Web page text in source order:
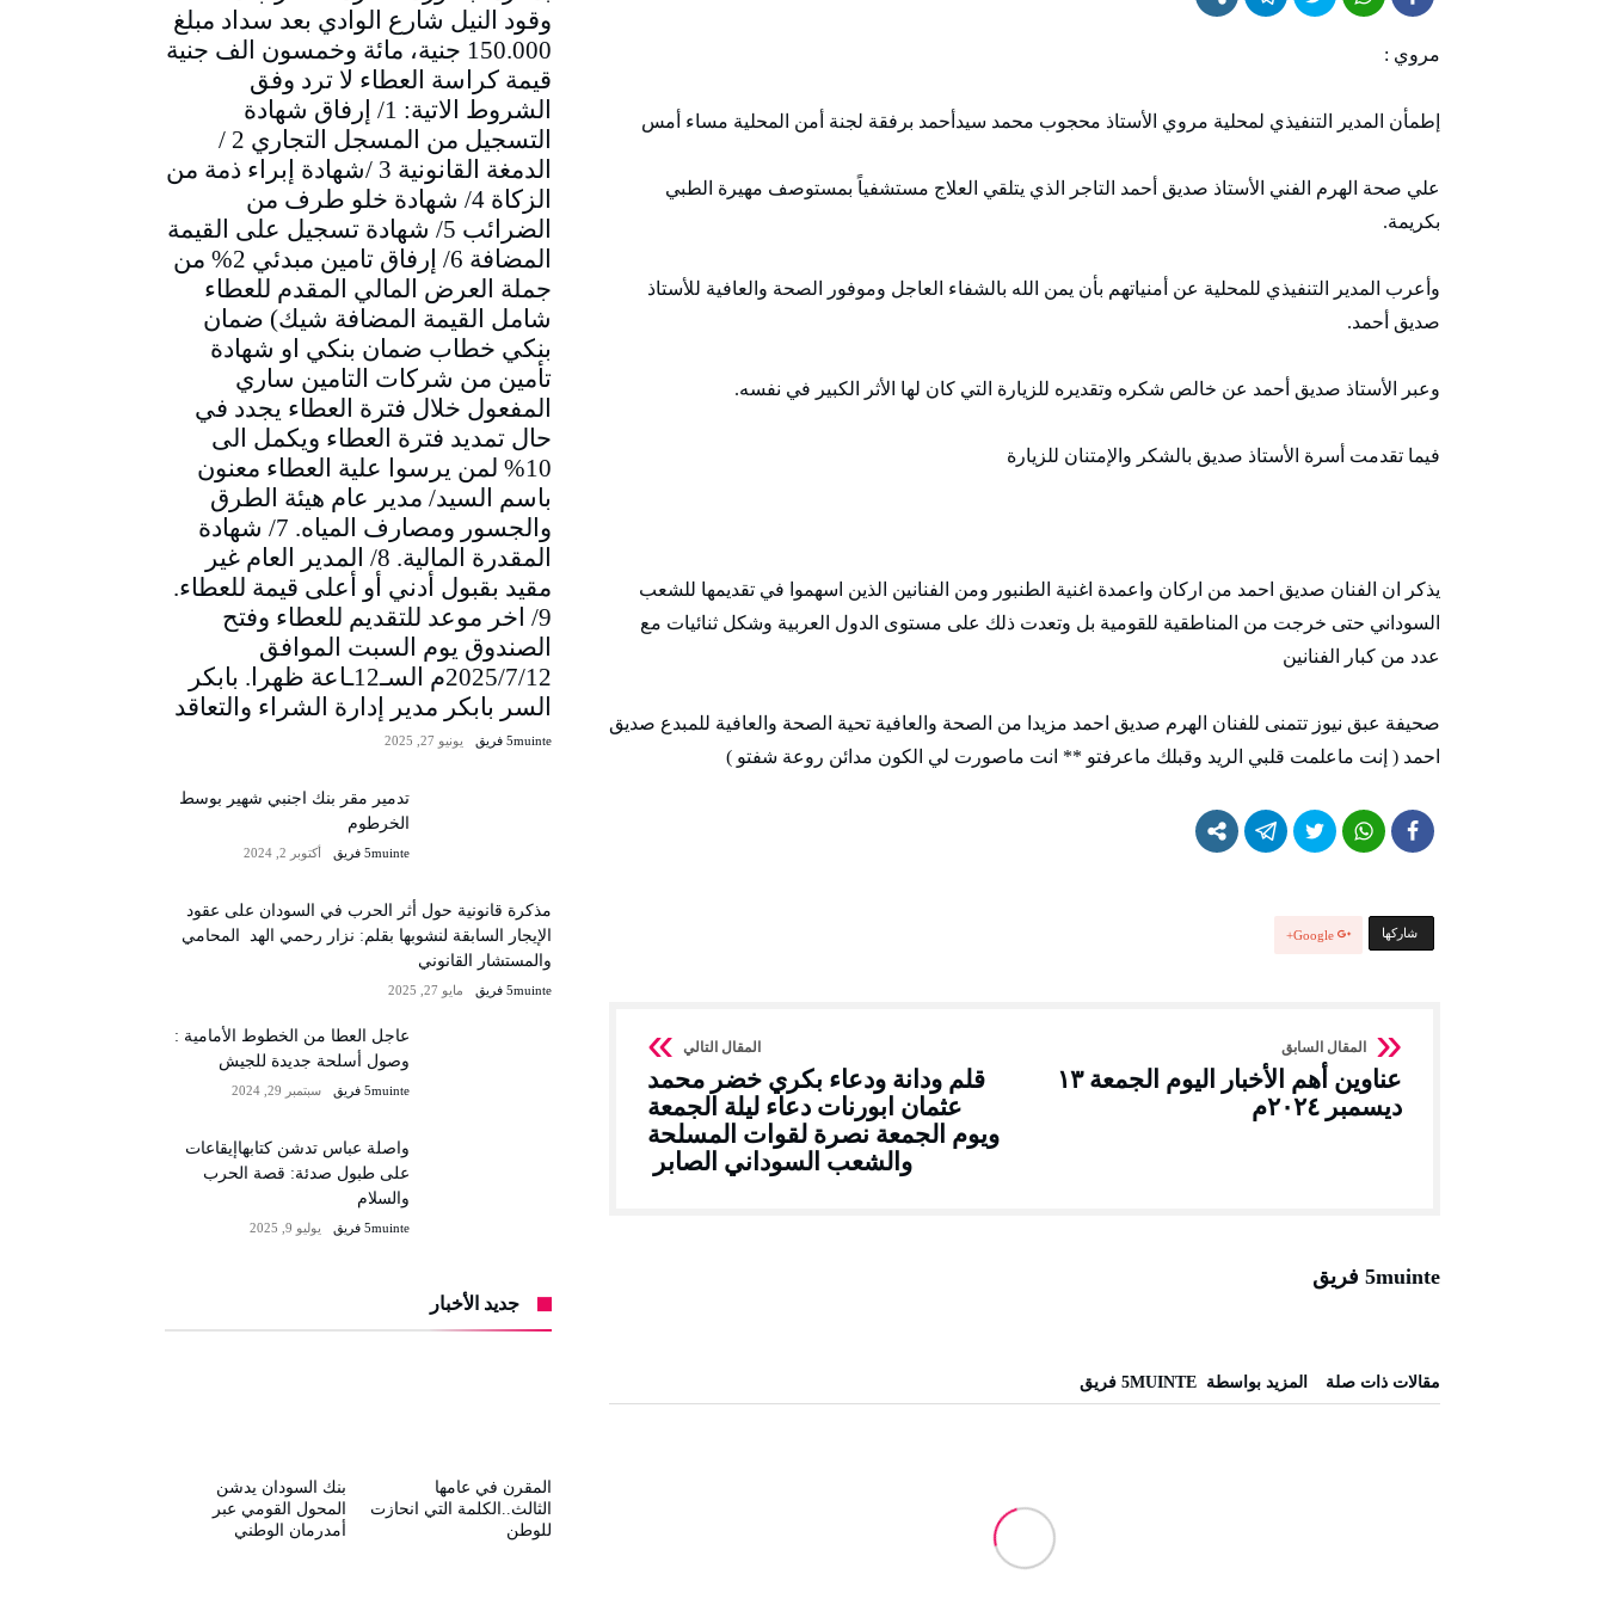
مروي :
إطمأن المدير التنفيذي لمحلية مروي الأستاذ محجوب محمد سيدأحمد برفقة لجنة أمن المحلية مساء أمس
علي صحة الهرم الفني الأستاذ صديق أحمد التاجر الذي يتلقي العلاج مستشفياً بمستوصف مهيرة الطبي
بكريمة.
وأعرب المدير التنفيذي للمحلية عن أمنياتهم بأن يمن الله بالشفاء العاجل وموفور الصحة والعافية للأستاذ
صديق أحمد.
وعبر الأستاذ صديق أحمد عن خالص شكره وتقديره للزيارة التي كان لها الأثر الكبير في نفسه.
فيما تقدمت أسرة الأستاذ صديق بالشكر والإمتنان للزيارة
يذكر ان الفنان صديق احمد من اركان واعمدة اغنية الطنبور ومن الفنانين الذين اسهموا في تقديمها للشعب
السوداني حتى خرجت من المناطقية للقومية بل وتعدت ذلك على مستوى الدول العربية وشكل ثنائيات مع
عدد من كبار الفنانين
صحيفة عبق نيوز تتمنى للفنان الهرم صديق احمد مزيدا من الصحة والعافية تحية الصحة والعافية للمبدع صديق
احمد ( إنت ماعلمت قلبي الريد وقبلك ماعرفتو ** انت ماصورت لي الكون مدائن روعة شفتو )
‫‫ شاركها‬ Google+
عناوين أهم الأخبار اليوم الجمعة ١٣
ديسمبر ٢٠٢٤م
قلم ودانة ودعاء بكري خضر محمد
عثمان ابورنات دعاء ليلة الجمعة
ويوم الجمعة نصرة لقوات المسلحة
والشعب السوداني الصابر
5muinte فريق
‫مقالات ذات صلة‬ ‫‫المزيد بواسطة‬ ‬ 5MUINTE فريق
وقود النيل شارع الوادي بعد سداد مبلغ
150.000 جنية، مائة وخمسون الف جنية
قيمة كراسة العطاء لا ترد وفق
الشروط الاتية: 1/ إرفاق شهادة
التسجيل من المسجل التجاري 2 /
الدمغة القانونية 3 /شهادة إبراء ذمة من
الزكاة 4/ شهادة خلو طرف من
الضرائب 5/ شهادة تسجيل على القيمة
المضافة 6/ إرفاق تامين مبدئي 2% من
جملة العرض المالي المقدم للعطاء
شامل القيمة المضافة شيك) ضمان
بنكي خطاب ضمان بنكي او شهادة
تأمين من شركات التامين ساري
المفعول خلال فترة العطاء يجدد في
حال تمديد فترة العطاء ويكمل الى
10% لمن يرسوا علية العطاء معنون
باسم السيد/ مدير عام هيئة الطرق
والجسور ومصارف المياه. 7/ شهادة
المقدرة المالية. 8/ المدير العام غير
مقيد بقبول أدني أو أعلى قيمة للعطاء.
9/ اخر موعد للتقديم للعطاء وفتح
الصندوق يوم السبت الموافق
2025/7/12م السـ12ـاعة ظهرا. بابكر
السر بابكر مدير إدارة الشراء والتعاقد
5muinte فريق يونيو 27, 2025
تدمير مقر بنك اجنبي شهير بوسط
الخرطوم
5muinte فريق أكتوبر 2, 2024
مذكرة قانونية حول أثر الحرب في السودان على عقود
الإيجار السابقة لنشوبها بقلم: نزار رحمي الهد المحامي
والمستشار القانوني
5muinte فريق مايو 27, 2025
عاجل العطا من الخطوط الأمامية :
وصول أسلحة جديدة للجيش
5muinte فريق سبتمبر 29, 2024
واصلة عباس تدشن كتابهاإيقاعات
على طبول صدئة: قصة الحرب
والسلام
5muinte فريق يوليو 9, 2025
جديد الأخبار
بنك السودان يدشن
المحول القومي عبر
أمدرمان الوطني
المقرن في عامها
الثالث..الكلمة التي انحازت
للوطن